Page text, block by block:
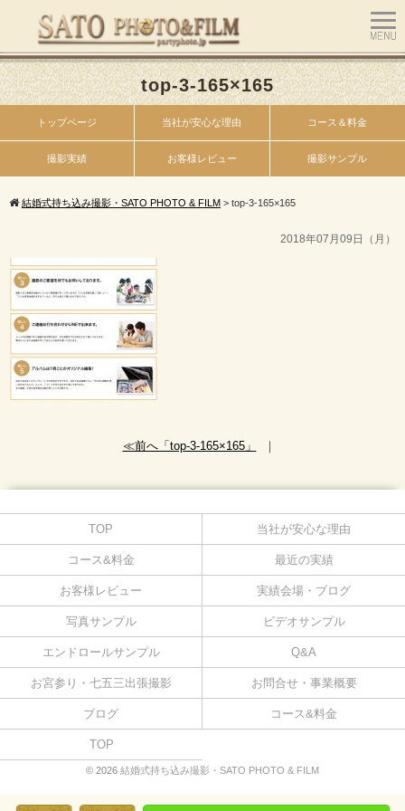
top-3-165×165
トップページ 当社が安心な理由 コース＆料金
撮影実績 お客様レビュー 撮影サンプル
結婚式持ち込み撮影・SATO PHOTO & FILM > top-3-165×165
2018年07月09日（月）
≪前へ「top-3-165×165」 ｜
TOP 当社が安心な理由
コース&料金 最近の実績
お客様レビュー 実績会場・ブログ
写真サンプル ビデオサンプル
エンドロールサンプル Q&A
お宮参り・七五三出張撮影 お問合せ・事業概要
ブログ コース&料金
TOP
© 2026 結婚式持ち込み撮影・SATO PHOTO & FILM